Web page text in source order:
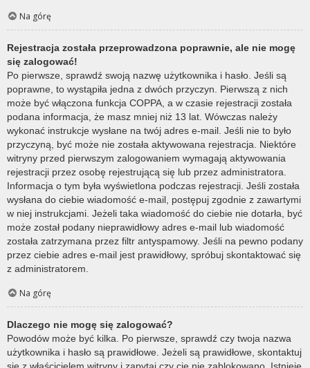
Na górę
Rejestracja została przeprowadzona poprawnie, ale nie mogę
się zalogować!
Po pierwsze, sprawdź swoją nazwę użytkownika i hasło. Jeśli są
poprawne, to wystąpiła jedna z dwóch przyczyn. Pierwszą z nich
może być włączona funkcja COPPA, a w czasie rejestracji została
podana informacja, że masz mniej niż 13 lat. Wówczas należy
wykonać instrukcje wysłane na twój adres e-mail. Jeśli nie to było
przyczyną, być może nie została aktywowana rejestracja. Niektóre
witryny przed pierwszym zalogowaniem wymagają aktywowania
rejestracji przez osobę rejestrującą się lub przez administratora.
Informacja o tym była wyświetlona podczas rejestracji. Jeśli została
wysłana do ciebie wiadomość e-mail, postępuj zgodnie z zawartymi
w niej instrukcjami. Jeżeli taka wiadomość do ciebie nie dotarła, być
może został podany nieprawidłowy adres e-mail lub wiadomość
została zatrzymana przez filtr antyspamowy. Jeśli na pewno podany
przez ciebie adres e-mail jest prawidłowy, spróbuj skontaktować się
z administratorem.
Na górę
Dlaczego nie mogę się zalogować?
Powodów może być kilka. Po pierwsze, sprawdź czy twoja nazwa
użytkownika i hasło są prawidłowe. Jeżeli są prawidłowe, skontaktuj